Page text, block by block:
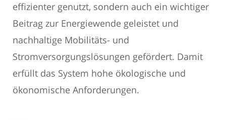
effizienter genutzt, sondern auch ein wichtiger
Beitrag zur Energiewende geleistet und
nachhaltige Mobilitäts- und
Stromversorgungslösungen gefördert. Damit
erfüllt das System hohe ökologische und
ökonomische Anforderungen.